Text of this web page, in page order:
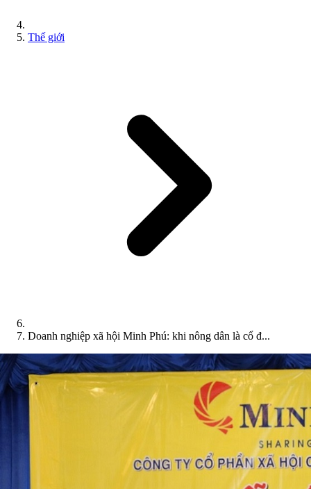
Thế giới
Doanh nghiệp xã hội Minh Phú: khi nông dân là cổ đ...